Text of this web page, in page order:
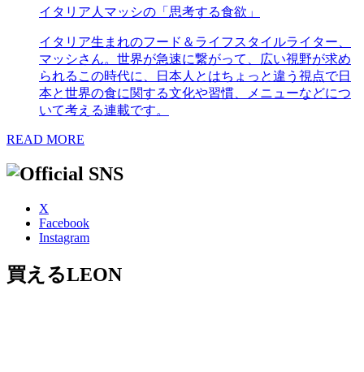
イタリア人マッシの「思考する食欲」
イタリア生まれのフード＆ライフスタイルライター、
マッシさん。世界が急速に繋がって、広い視野が求め
られるこの時代に、日本人とはちょっと違う視点で日
本と世界の食に関する文化や習慣、メニューなどにつ
いて考える連載です。
READ MORE
X
Facebook
Instagram
買えるLEON